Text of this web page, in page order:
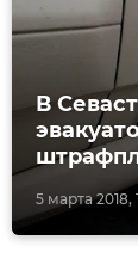
5 марта 2018,
В